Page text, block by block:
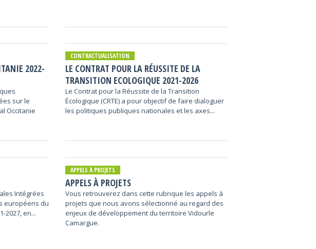
2022-
sur le
Occitanie
CONTRACTUALISATION
LE CONTRAT POUR LA RÉUSSITE DE LA
TRANSITION ECOLOGIQUE 2021-2026
Le Contrat pour la Réussite de la Transition
Écologique (CRTE) a pour objectif de faire dialoguer
les politiques publiques nationales et les axes...
Intégrées
européens du
2027, en...
APPELS À PROJETS
APPELS À PROJETS
Vous retrouverez dans cette rubrique les appels à
projets que nous avons sélectionné au regard des
enjeux de développement du territoire Vidourle
Camargue.